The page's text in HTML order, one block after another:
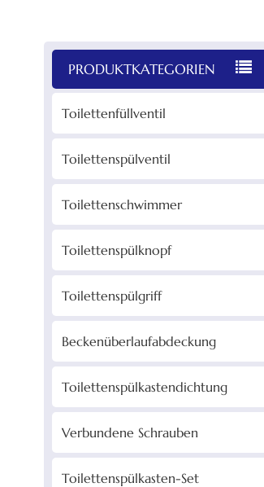
PRODUKTKATEGORIEN
Toilettenfüllventil
Toilettenspülventil
Toilettenschwimmer
Toilettenspülknopf
Toilettenspülgriff
Beckenüberlaufabdeckung
Toilettenspülkastendichtung
Verbundene Schrauben
Toilettenspülkasten-Set